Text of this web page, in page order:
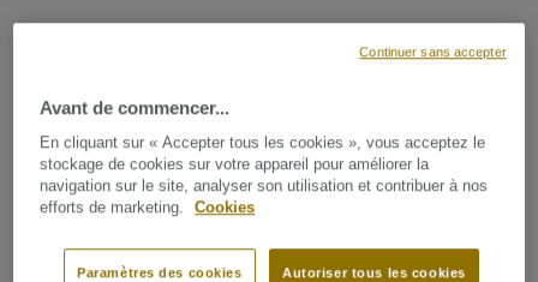
78 résultats correspondants
Avant de commencer...
En cliquant sur « Accepter tous les cookies », vous acceptez le
stockage de cookies sur votre appareil pour améliorer la
navigation sur le site, analyser son utilisation et contribuer à nos
efforts de marketing.
Cookies
Autoriser tous les cookies
Paramètres des cookies
Continuer sans accepter